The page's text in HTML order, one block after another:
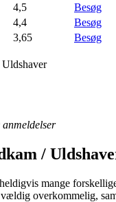
4,5
Besøg
4,4
Besøg
3,65
Besøg
anmeldelser
/
mange
overkommelig,